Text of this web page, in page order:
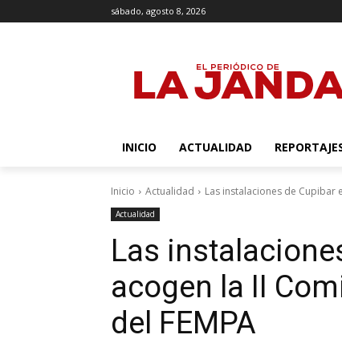
sábado, agosto 8, 2026
INICIO ACTUALIDAD
Inicio Actualidad Las instalaciones de Cupibar
Actualidad
Las
acogen la II
del FEMPA